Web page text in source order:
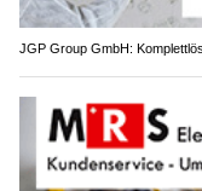
JGP Group GmbH: